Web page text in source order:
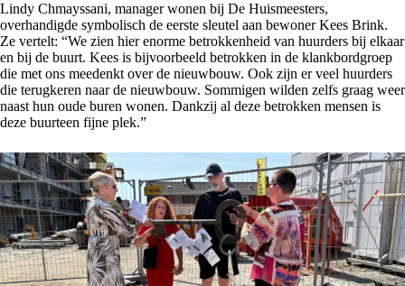
Lindy Chmayssani, manager wonen bij De Huismeesters,
overhandigde symbolisch de eerste sleutel aan bewoner Kees Brink.
Ze vertelt: “We zien hier enorme betrokkenheid van huurders bij elkaar
en bij de buurt. Kees is bijvoorbeeld betrokken in de klankbordgroep
die met ons meedenkt over de nieuwbouw. Ook zijn er veel huurders
die terugkeren naar de nieuwbouw. Sommigen wilden zelfs graag weer
naast hun oude buren wonen. Dankzij al deze betrokken mensen is
deze buurteen fijne plek.”